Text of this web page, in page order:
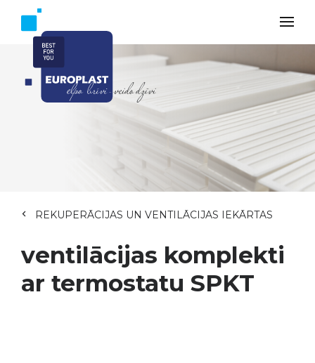
REKUPERĀCIJAS UN VENTILĀCIJAS IEKĀRTAS
ventilācijas komplekti
ar termostatu SPKT